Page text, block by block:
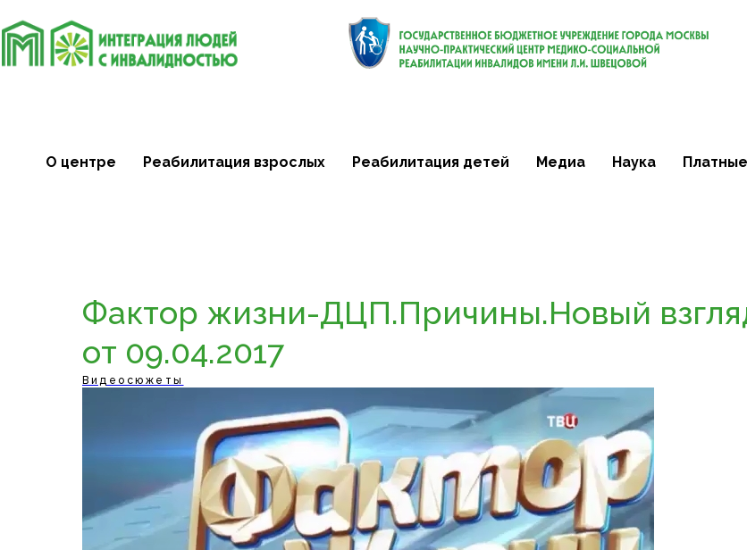
О центре Реабилитация взрослых Реабилитация детей Медиа Наука
Фактор жизни-ДЦП.Причины.Новый
от 09.04.2017
Видеосюжеты